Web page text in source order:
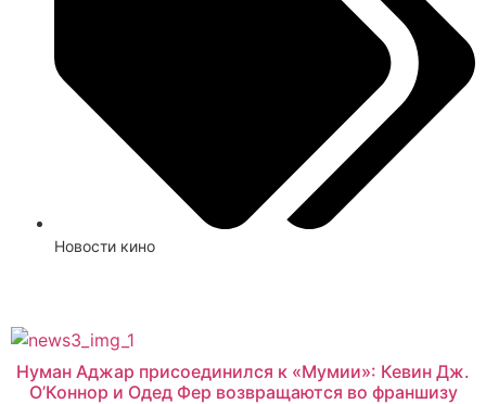
Новости кино
Нуман Аджар присоединился к «Мумии»: Кевин Дж.
О’Коннор и Одед Фер возвращаются во франшизу